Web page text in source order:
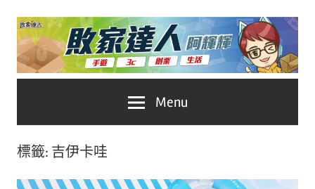
Skip
content
家
No.1
遊
戲
科
Menu
標籤: 吉伊卡哇